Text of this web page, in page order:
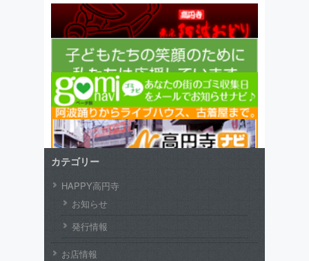
カテゴリー
HAPPY高円寺
お知らせ
発行情報
お店情報